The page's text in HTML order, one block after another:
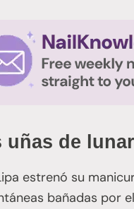
uñas de
estrenó su
bañadas por